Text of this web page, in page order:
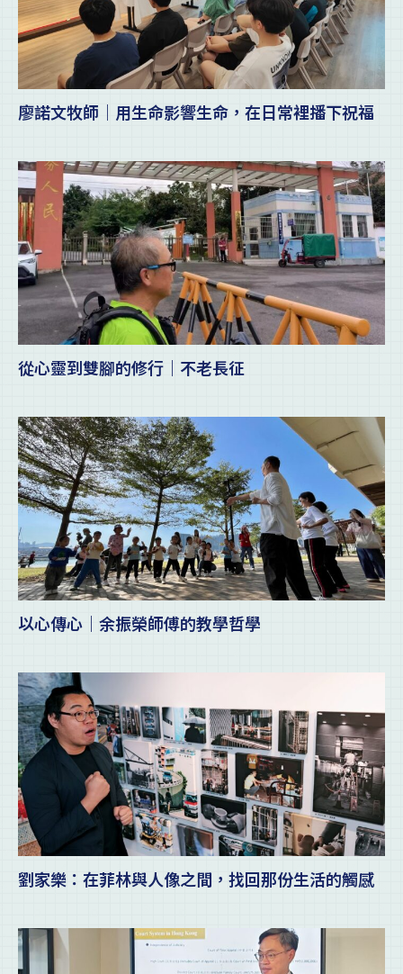
廖諾文牧師｜用生命影響生命，在日常裡播下祝福
從心靈到雙腳的修行｜不老長征
以心傳心｜余振榮師傅的教學哲學
劉家樂：在菲林與人像之間，找回那份生活的觸感